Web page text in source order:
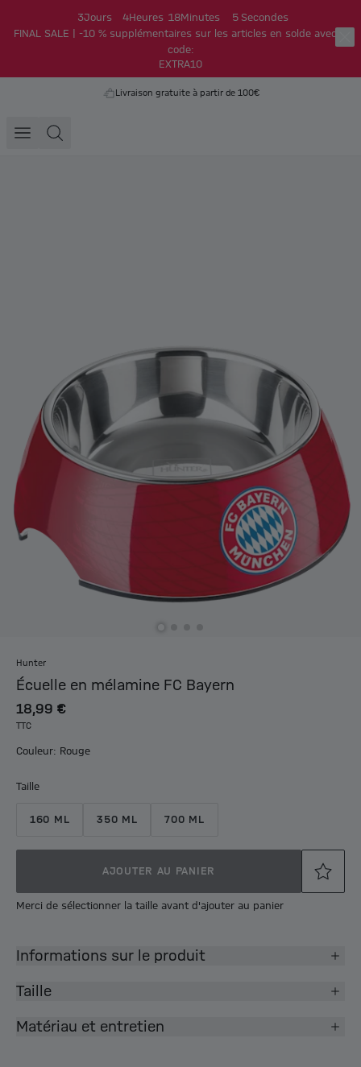
3Jours 4Heures 18Minutes 5 Secondes
FINAL SALE | -10 % supplémentaires sur les articles en solde avec le
code:
EXTRA10
Livraison gratuite à partir de 100€
Hunter
Écuelle en mélamine FC Bayern
18,99 €
TTC
Couleur: Rouge
Taille
160 ML 350 ML 700 ML
AJOUTER AU PANIER
Merci de sélectionner la taille avant d'ajouter au panier
Informations sur le produit
Taille
Matériau et entretien